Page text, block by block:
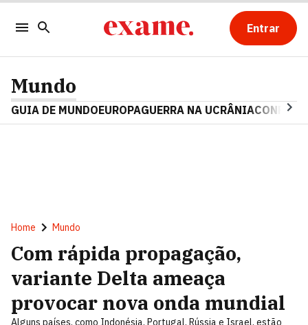
Entrar
Mundo
GUIA DE MUNDOEUROPAGUERRA NA UCRÂNIA
Home Mundo
Com rápida propagação,
variante Delta ameaça
provocar nova onda mundial
Alguns países, como Indonésia, Portugal, Rússia e Israel, estão